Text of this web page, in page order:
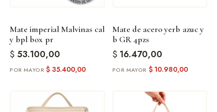
Mate imperial Malvinas cal
y bpl box pr
$ 53.100,00
$ 35.400,00
Mate de acero yerb azuc y
b GR 4pzs
$16.470,00
$10.980,00